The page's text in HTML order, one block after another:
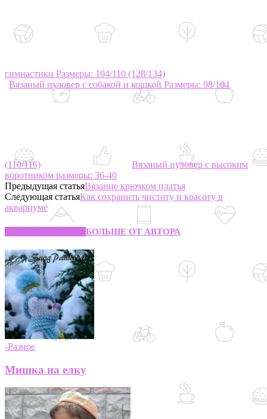
гимнастики Размеры: 104/110 (128/134)
Вязаный пуловер с собакой и кошкой Размеры: 98/104
(110/116)
Вязаный пуловер с высоким
воротником размеры: 36-40
Предыдущая статьяВязание крючком платья
Следующая статьяКак сохранить чистоту и красоту в
аквариуме
БОЛЬШЕ ОТ АВТОРА
-Разное
Мишка на елку